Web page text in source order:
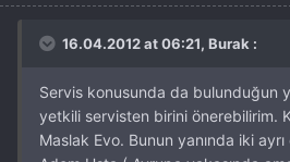
16.04.2012 at 06:21, Burak :
Servis konusunda da bulunduğun
yetkili servisten birini önerebilirim.
Maslak Evo. Bunun yanında iki